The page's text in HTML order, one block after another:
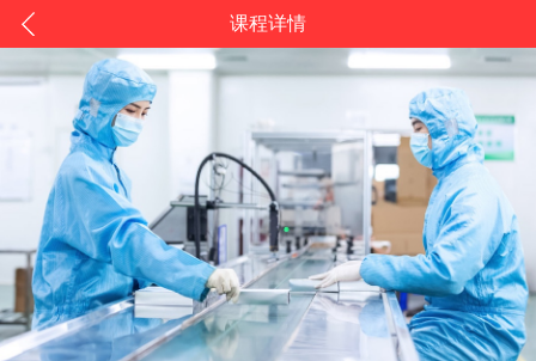
课程详情